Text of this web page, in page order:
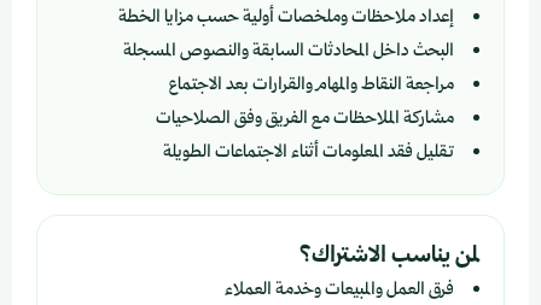
إعداد ملاحظات وملخصات أولية حسب مزايا الخطة
البحث داخل المحادثات السابقة والنصوص المسجلة
مراجعة النقاط والمهام والقرارات بعد الاجتماع
مشاركة الملاحظات مع الفريق وفق الصلاحيات
تقليل فقد المعلومات أثناء الاجتماعات الطويلة
لمن يناسب الاشتراك؟
فرق العمل والمبيعات وخدمة العملاء